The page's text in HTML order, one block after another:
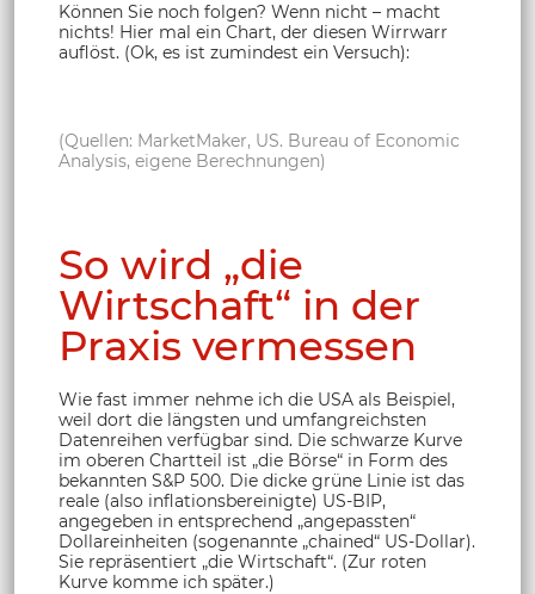
Können Sie noch folgen? Wenn nicht – macht
nichts! Hier mal ein Chart, der diesen Wirrwarr
auflöst. (Ok, es ist zumindest ein Versuch):
(Quellen: MarketMaker, US. Bureau of Economic
Analysis, eigene Berechnungen)
So wird „die
Wirtschaft“ in der
Praxis vermessen
Wie fast immer nehme ich die USA als Beispiel,
weil dort die längsten und umfangreichsten
Datenreihen verfügbar sind. Die schwarze Kurve
im oberen Chartteil ist „die Börse“ in Form des
bekannten S&P 500. Die dicke grüne Linie ist das
reale (also inflationsbereinigte) US-BIP,
angegeben in entsprechend „angepassten“
Dollareinheiten (sogenannte „chained“ US-Dollar).
Sie repräsentiert „die Wirtschaft“. (Zur roten
Kurve komme ich später.)